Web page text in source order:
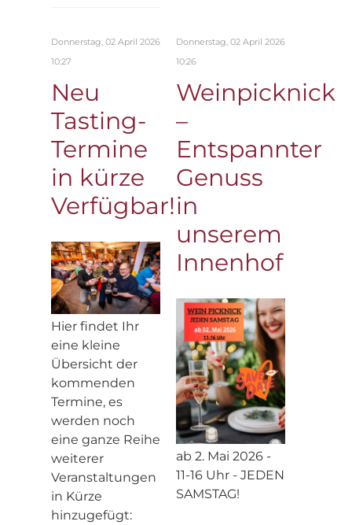
Donnerstag, 02 April 2026
10:27
Neu
Tasting-
Termine
in kürze
Verfügbar!
Hier findet Ihr
eine kleine
Übersicht der
kommenden
Termine, es
werden noch
eine ganze Reihe
weiterer
Veranstaltungen
in Kürze
hinzugefügt:
Donnerstag, 02 April 2026
10:26
Weinpicknick
–
Entspannter
Genuss
in
unserem
Innenhof
ab 2. Mai 2026 -
11-16 Uhr - JEDEN
SAMSTAG!